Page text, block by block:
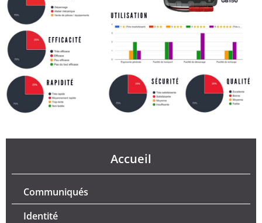
Accueil
Communiqués
Identité